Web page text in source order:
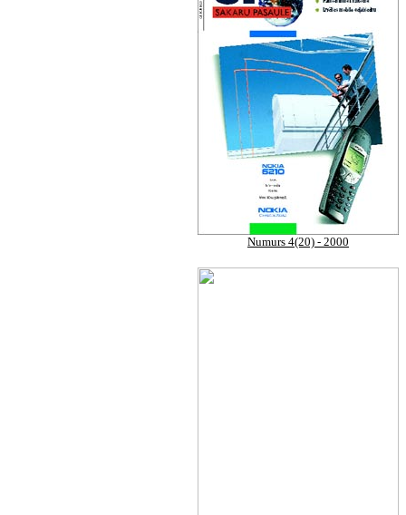
Numurs 4(20) - 2000